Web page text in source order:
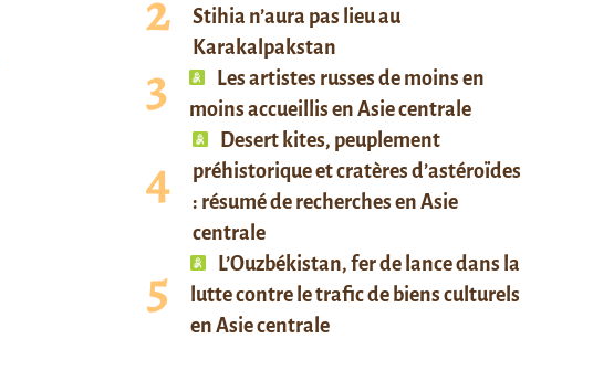
Stihia n’aura pas lieu au
Karakalpakstan
Les artistes russes de moins en
moins accueillis en Asie centrale
Desert kites, peuplement
préhistorique et cratères d’astéroïdes
: résumé de recherches en Asie
centrale
L’Ouzbékistan, fer de lance dans la
lutte contre le trafic de biens culturels
en Asie centrale